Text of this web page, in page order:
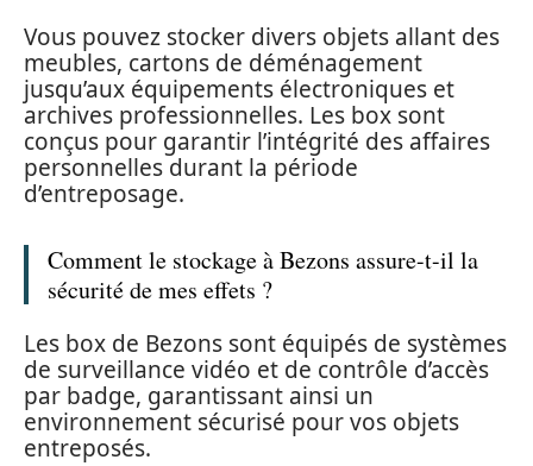
Vous pouvez stocker divers objets allant des
meubles, cartons de déménagement
jusqu’aux équipements électroniques et
archives professionnelles. Les box sont
conçus pour garantir l’intégrité des affaires
personnelles durant la période
d’entreposage.
Comment le stockage à Bezons assure-t-il la
sécurité de mes effets ?
Les box de Bezons sont équipés de systèmes
de surveillance vidéo et de contrôle d’accès
par badge, garantissant ainsi un
environnement sécurisé pour vos objets
entreposés.